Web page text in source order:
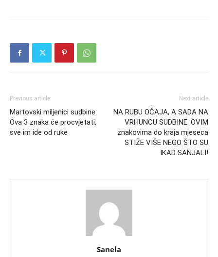
Previous article
Martovski miljenici sudbine:
Ova 3 znaka će procvjetati,
sve im ide od ruke
Next article
NA RUBU OČAJA, A SADA NA
VRHUNCU SUDBINE: OVIM
znakovima do kraja mjeseca
STIŽE VIŠE NEGO ŠTO SU
IKAD SANJALI!
Sanela